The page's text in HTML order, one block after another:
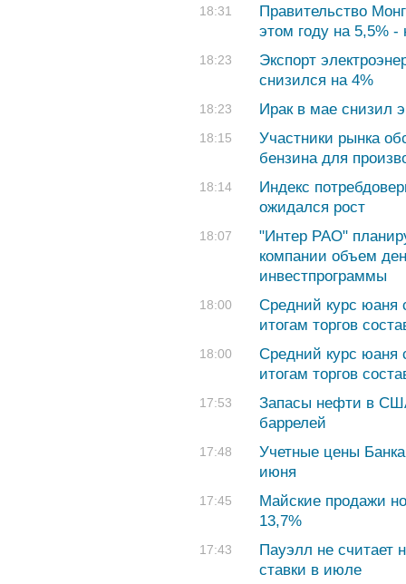
18:31
Правительство
этом году на 5,5%
18:23
Экспорт
снизился на 4%
18:23 Ирак в мае снизил
18:15
Участники рынка
бензина для
18:14
Индекс
ожидался рост
18:07
"Интер РАО"
компании объем
инвестпрограммы
18:00
Средний курс юаня
итогам торгов
18:00
Средний курс юаня
итогам торгов
17:53
Запасы нефти в
баррелей
17:48
Учетные цены
июня
17:45
Майские продажи
13,7%
17:43
Пауэлл не считает
ставки в июле